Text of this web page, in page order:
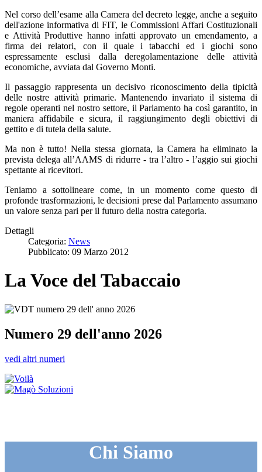
Nel corso dell’esame alla Camera del decreto legge, anche a seguito
dell'azione informativa di FIT, le Commissioni Affari Costituzionali
e Attività Produttive hanno infatti approvato un emendamento, a
firma dei relatori, con il quale i tabacchi ed i giochi sono
espressamente esclusi dalla deregolamentazione delle attività
economiche, avviata dal Governo Monti.
Il passaggio rappresenta un decisivo riconoscimento della tipicità
delle nostre attività primarie. Mantenendo invariato il sistema di
regole operanti nel nostro settore, il Parlamento ha così garantito, in
maniera affidabile e sicura, il raggiungimento degli obiettivi di
gettito e di tutela della salute.
Ma non è tutto! Nella stessa giornata, la Camera ha eliminato la
prevista delega all’AAMS di ridurre - tra l’altro - l’aggio sui giochi
spettante ai ricevitori.
Teniamo a sottolineare come, in un momento come questo di
profonde trasformazioni, le decisioni prese dal Parlamento assumano
un valore senza pari per il futuro della nostra categoria.
Dettagli
Categoria: News
Pubblicato: 09 Marzo 2012
La Voce del Tabaccaio
Numero 29 dell'anno 2026
vedi altri numeri
Chi Siamo